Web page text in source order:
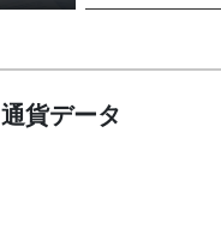
通貨データ